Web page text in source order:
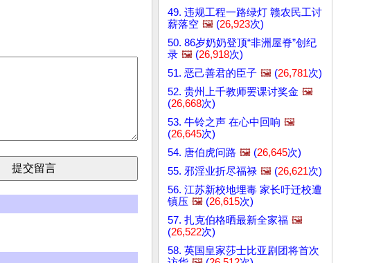
49. 违规工程一路绿灯 赣农民工讨
薪落空 🖼️ (26,923次)
50. 86岁奶奶登顶“非洲屋脊”创纪
录 🖼️ (26,918次)
51. 恶己善君的臣子 🖼️ (26,781次)
52. 贵州上千教师罢课讨奖金 🖼️
(26,668次)
53. 牛铃之声 在心中回响 🖼️
(26,645次)
54. 唐伯虎问路 🖼️ (26,645次)
55. 邪淫业折尽福禄 🖼️ (26,621次)
56. 江苏新校地埋毒 家长吁迁校遭
镇压 🖼️ (26,615次)
57. 扎克伯格晒最新全家福 🖼️
(26,522次)
58. 英国皇家莎士比亚剧团将首次